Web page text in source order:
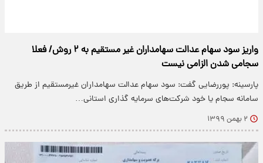
واریز سود سهام عدالت سهامداران غیر مستقیم به ۲ روش/ فعلا
سجامی شدن الزامی نیست
پارسینه: پوررضایی گفت: سود سهام عدالت سهامداران غیرمستقیم از طریق
سامانه سجام یا خود شرکت‌های سرمایه گذاری استانی…
۲ بهمن ۱۳۹۹